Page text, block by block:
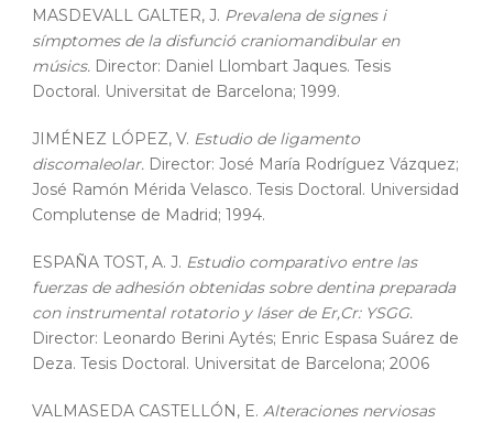
MASDEVALL GALTER, J. Prevalena de signes i
símptomes de la disfunció craniomandibular en
músics. Director: Daniel Llombart Jaques. Tesis
Doctoral. Universitat de Barcelona; 1999.
JIMÉNEZ LÓPEZ, V. Estudio de ligamento
discomaleolar. Director: José María Rodríguez Vázquez;
José Ramón Mérida Velasco. Tesis Doctoral. Universidad
Complutense de Madrid; 1994.
ESPAÑA TOST, A. J. Estudio comparativo entre las
fuerzas de adhesión obtenidas sobre dentina preparada
con instrumental rotatorio y láser de Er,Cr: YSGG.
Director: Leonardo Berini Aytés; Enric Espasa Suárez de
Deza. Tesis Doctoral. Universitat de Barcelona; 2006
VALMASEDA CASTELLÓN, E. Alteraciones nerviosas